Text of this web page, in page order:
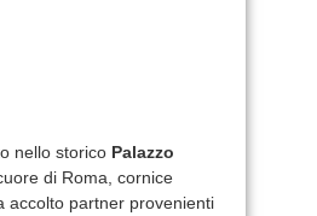
nello storico Palazzo
di Roma, cornice
accolto partner provenienti